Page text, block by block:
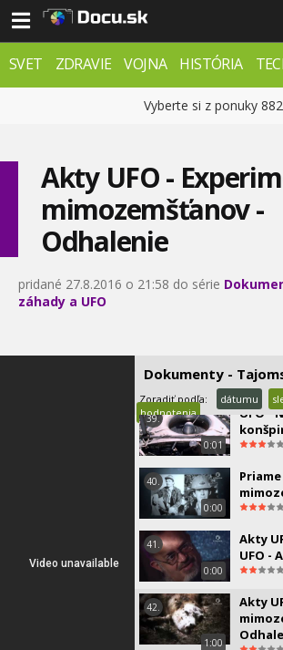
SVET ZDRAVIE VOJNA HISTÓRIA
VESMÍR KRIMI FX
Vyberte si z ponuky
Akty UFO -
mimozemšťanov -
Odhalenie
pridané 27.8.2016 o 21:58 do série
záhady a UFO
Dokumenty -
Zoradiť podľa: dátumu
hodnotenia
0:41
33.
34.
Ufo,
vojna
1:07
35.
36.
Lovci
37. Našla
1:09
hlbín
0:01
39.
UFO -
0:00
40.
0:00
41.
Akty
UFO -
1:00
42.
Akty